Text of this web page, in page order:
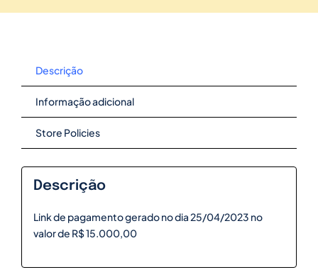
Descrição
Informação adicional
Store Policies
Descrição
Link de pagamento gerado no dia 25/04/2023 no
valor de R$ 15.000,00